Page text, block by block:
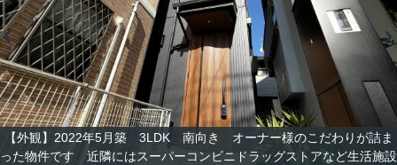
【外観】2022年5月築 3LDK 南向き オーナー様のこだわりが詰ま
った物件です 近隣にはスーパーコンビニドラッグストアなど生活施設